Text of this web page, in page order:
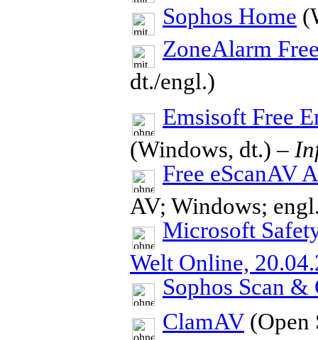
Sophos Home
ZoneAlarm
dt./engl.)
Emsisoft Free
(Windows, dt.) –
Free eScanAV
AV; Windows;
Microsoft
Welt Online,
Sophos Scan &
ClamAV(Open